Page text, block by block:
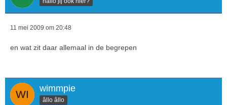
11 mei 2009 om 20:48
en wat zit daar allemaal in de begrepen
wimmpie
âllo âllo